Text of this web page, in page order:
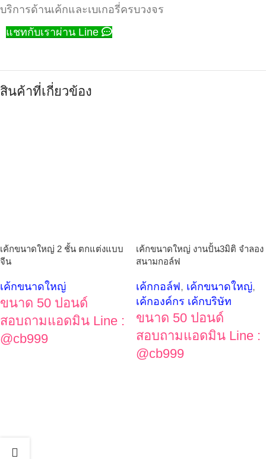
บริการด้านเค้กและเบเกอรี่ครบวงจร
แชทกับเราผ่าน Line
สินค้าที่เกี่ยวข้อง
เค้กขนาดใหญ่ 2 ชั้น ตกแต่งแบบ
จีน
เค้กขนาดใหญ่
ขนาด 50 ปอนด์
สอบถามแอดมิน Line :
@cb999
เค้กขนาดใหญ่ งานปั้น3มิติ จำลอง
สนามกอล์ฟ
เค้กกอล์ฟ , เค้กขนาดใหญ่,
เค้กองค์กร เค้กบริษัท
ขนาด 50 ปอนด์
สอบถามแอดมิน Line :
@cb999